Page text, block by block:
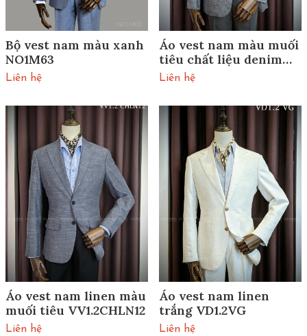
Bộ vest nam màu xanh
NO1M63
Liên hệ
Áo vest nam màu muối
tiêu chất liệu denim
VV1.2VG
Liên hệ
Áo vest nam linen màu
muối tiêu VV1.2CHLN12
Liên hệ
Áo vest nam linen
trắng VD1.2VG
Liên hệ